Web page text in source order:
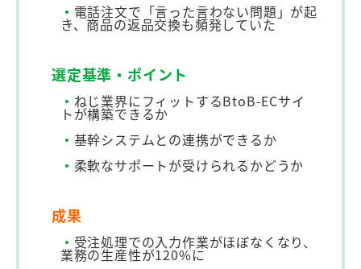
・ 電話注文で「言った言わない問題」が起
き、商品の返品交換も頻発していた
選定基準・ポイント
・ ねじ業界にフィットするBtoB-ECサイ
トが構築できるか
・ 基幹システムとの連携ができるか
・ 柔軟なサポートが受けられるかどうか
成果
・ 受注処理での入力作業がほぼなくなり、
業務の生産性が120%に